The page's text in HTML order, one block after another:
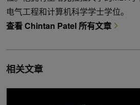
电气工程和计算机科学学士学位。
查看 Chintan Patel 所有文章
相关文章